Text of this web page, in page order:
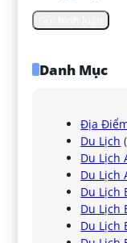
Danh Mục
Địa
Du Lịch
Du Lịch
Du Lịch
Du Lịch
Du Lịch
Du Lịch